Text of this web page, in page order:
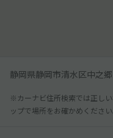
静岡県静岡市清水区中之
※カーナビ住所検索では正し
ップで場所をお確かめください